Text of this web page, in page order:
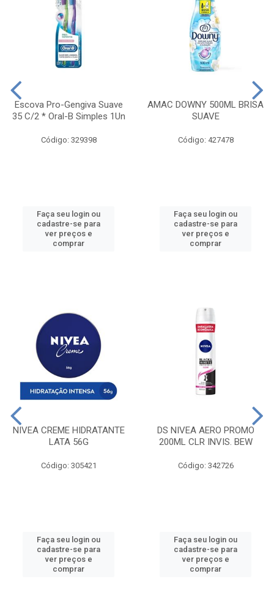
Escova Pro-Gengiva Suave
35 C/2 * Oral-B Simples 1Un
Código: 329398
Faça seu login ou
cadastre-se para
ver preços e
comprar
AMAC DOWNY 500ML BRISA
SUAVE
Código: 427478
Faça seu login ou
cadastre-se para
ver preços e
comprar
NIVEA CREME HIDRATANTE
LATA 56G
Código: 305421
Faça seu login ou
cadastre-se para
ver preços e
comprar
DS NIVEA AERO PROMO
200ML CLR INVIS. BEW
Código: 342726
Faça seu login ou
cadastre-se para
ver preços e
comprar